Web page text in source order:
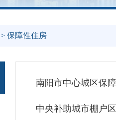
> 保障性住房
南阳市中心城区保
中央补助城市棚户